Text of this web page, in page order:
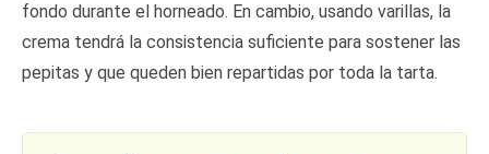
fondo durante el horneado. En cambio, usando varillas, la
crema tendrá la consistencia suficiente para sostener las
pepitas y que queden bien repartidas por toda la tarta.